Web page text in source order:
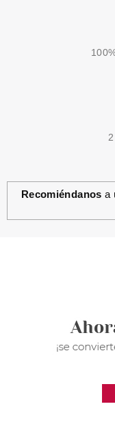
Recomiéndanos a